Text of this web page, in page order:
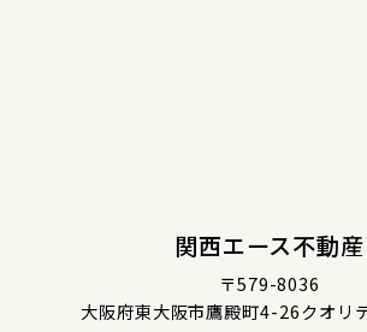
関西エース不動産
〒579-8036
大阪府東大阪市鷹殿町4-26クオリ